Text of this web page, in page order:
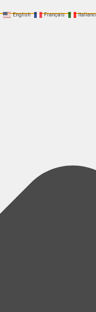
English Français Italiano